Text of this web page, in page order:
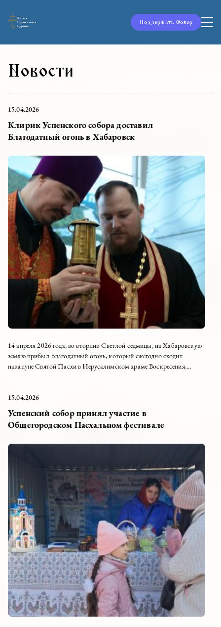
Русская
Православная
Церковь
Поддержать Собор
Новости
15.04.2026
Клирик Успенского собора доставил
Благодатный огонь в Хабаровск
14 апреля 2026 года, во вторник Светлой седмицы, на Хабаровскую
землю прибыл Благодатный огонь, который ежегодно сходит
накануне Святой Пасхи в Иерусалимском храме Воскресения,
15.04.2026
Успенский собор принял участие в
Общегородском Пасхальном фестивале